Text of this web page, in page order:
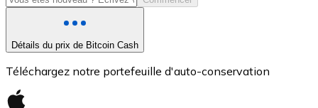
Détails du prix de Bitcoin Cash
Téléchargez notre portefeuille d'auto-conservation